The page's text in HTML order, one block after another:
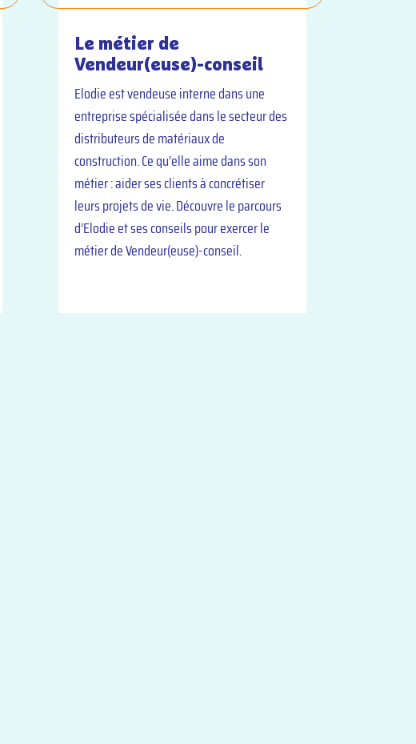
Le métier de
Vendeur(euse)-conseil
Elodie est vendeuse interne dans une
entreprise spécialisée dans le secteur des
distributeurs de matériaux de
construction. Ce qu’elle aime dans son
métier : aider ses clients à concrétiser
leurs projets de vie. Découvre le parcours
d’Elodie et ses conseils pour exercer le
métier de Vendeur(euse)-conseil.